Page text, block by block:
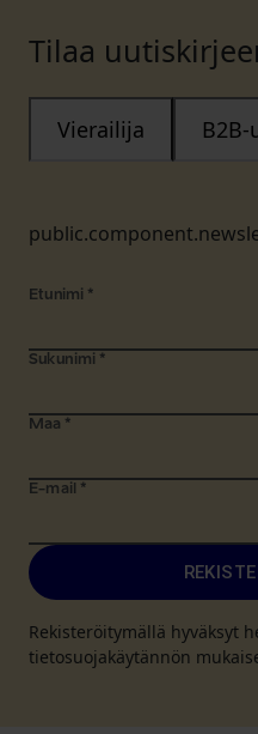
Tilaa
Vierailija
Etunimi *
Sukunimi *
Maa *
E-mail *
Rekisteröitymällä hyväksyt
tietosuojakäytännön